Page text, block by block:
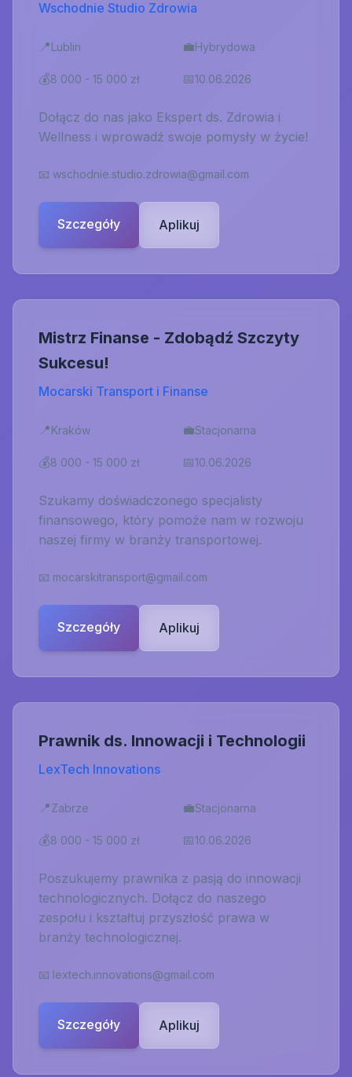
Wschodnie Studio Zdrowia
📍Lublin 💼Hybrydowa
💰8 000 - 15 000 zł 📅10.06.2026
Dołącz do nas jako Ekspert ds. Zdrowia i
Wellness i wprowadź swoje pomysły w życie!
📧 wschodnie.studio.zdrowia@gmail.com
Szczegóły Aplikuj
Mistrz Finanse - Zdobądź Szczyty
Sukcesu!
Mocarski Transport i Finanse
📍Kraków 💼Stacjonarna
💰8 000 - 15 000 zł 📅10.06.2026
Szukamy doświadczonego specjalisty
finansowego, który pomoże nam w rozwoju
naszej firmy w branży transportowej.
📧 mocarskitransport@gmail.com
Szczegóły Aplikuj
Prawnik ds. Innowacji i Technologii
LexTech Innovations
📍Zabrze 💼Stacjonarna
💰8 000 - 15 000 zł 📅10.06.2026
Poszukujemy prawnika z pasją do innowacji
technologicznych. Dołącz do naszego
zespołu i kształtuj przyszłość prawa w
branży technologicznej.
📧 lextech.innovations@gmail.com
Szczegóły Aplikuj